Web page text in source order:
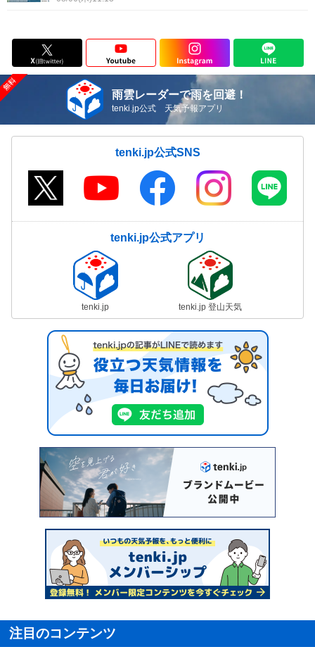
雨雲レーダーで雨を回避！
tenki.jp公式 天気予報アプリ
tenki.jp公式SNS
tenki.jp公式アプリ
tenki.jp tenki.jp 登山天気
注目のコンテンツ